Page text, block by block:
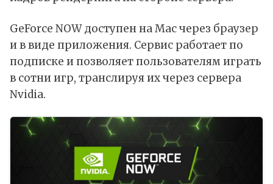
GeForce NOW доступен на Mac через браузер
и в виде приложения. Сервис работает по
подписке и позволяет пользователям играть
в сотни игр, транслируя их через сервера
Nvidia.